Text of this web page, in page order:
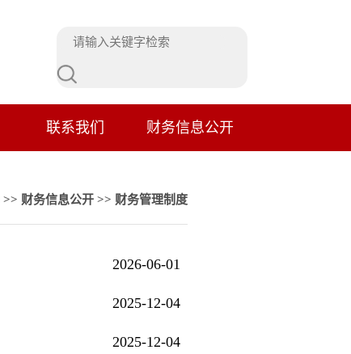
联系我们 财务信息公开
>> 财务信息公开 >> 财务管理制度
2026-06-01
2025-12-04
2025-12-04